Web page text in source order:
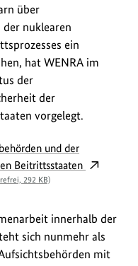
über
nuklearen
ein
hat WENRA im
der
der
vorgelegt.
und der
Beitrittsstaaten
292 KB)
innerhalb der
sich nunmehr als
mit